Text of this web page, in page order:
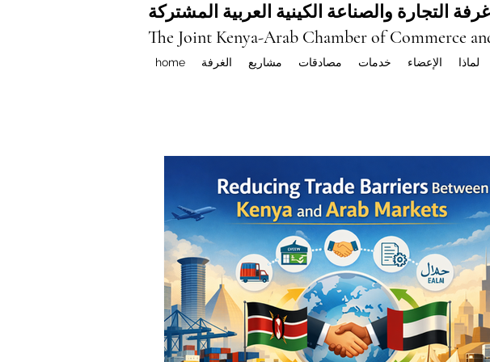
غرفة التجارة والصناعة الكينية العربية المشتركة
The Joint Kenya-Arab Chamber of Commerce
home الغرفة مشاريع مصادقات خدمات الإعضاء لماذا